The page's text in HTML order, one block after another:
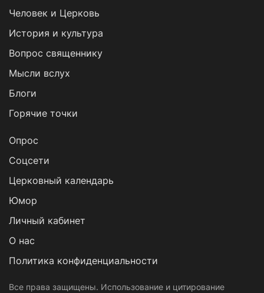
Человек и Церковь
История и культура
Вопрос священнику
Мысли вслух
Блоги
Горячие точки
Опрос
Cоцсети
Церковный календарь
Юмор
Личный кабинет
О нас
Политика конфиденциальности
Все права защищены. Использование и цитирование